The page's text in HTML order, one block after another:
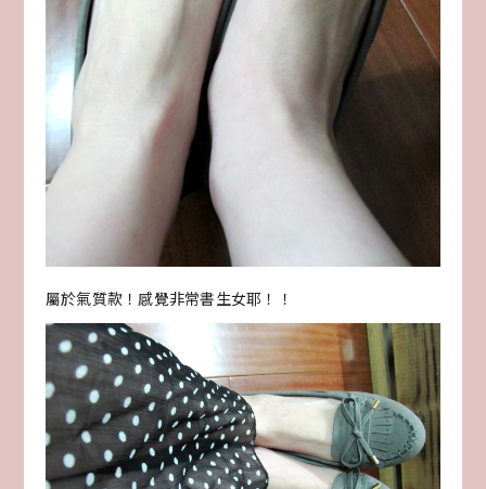
屬於氣質款！感覺非常書生女耶！！